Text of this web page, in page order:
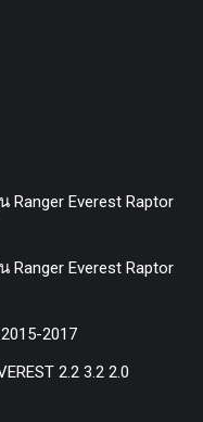
Everest Raptor
Everest Raptor
2017
2.2 3.2 2.0